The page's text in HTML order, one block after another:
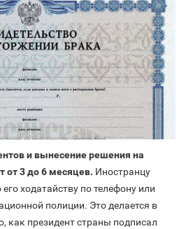
и вынесение решения на
от 3 до 6 месяцев. Иностранцу
ходатайству по телефону или
полиции. Это делается в
как президент страны подписал